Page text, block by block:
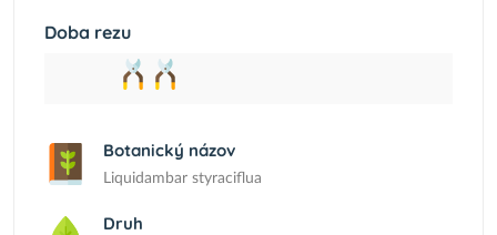
Doba rezu
Botanický názov
Liquidambar styraciflua
Druh